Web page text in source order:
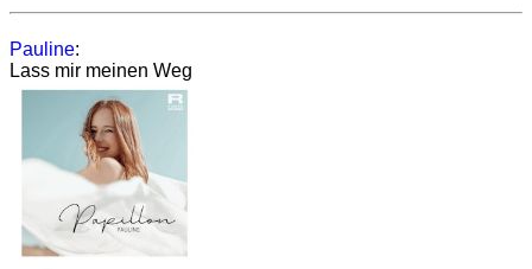
Pauline:
Lass mir meinen Weg